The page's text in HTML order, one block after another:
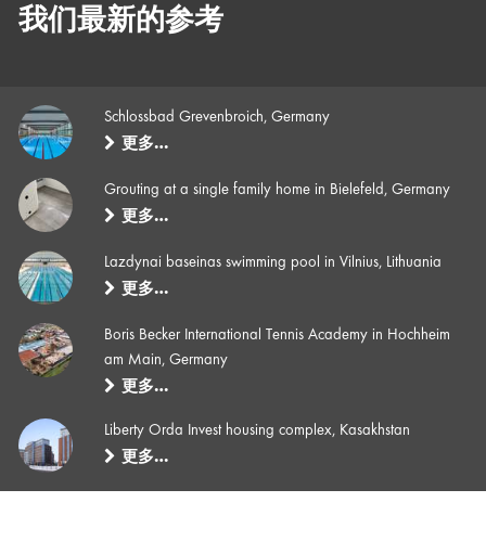
我们最新的参考
Schlossbad Grevenbroich, Germany
更多…
Grouting at a single family home in Bielefeld, Germany
更多…
Lazdynai baseinas swimming pool in Vilnius, Lithuania
更多…
Boris Becker International Tennis Academy in Hochheim
am Main, Germany
更多…
Liberty Orda Invest housing complex, Kasakhstan
更多…